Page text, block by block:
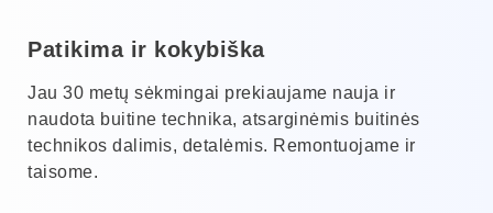
Patikima ir kokybiška
Jau 30 metų sėkmingai prekiaujame nauja ir
naudota buitine technika, atsarginėmis buitinės
technikos dalimis, detalėmis. Remontuojame ir
taisome.